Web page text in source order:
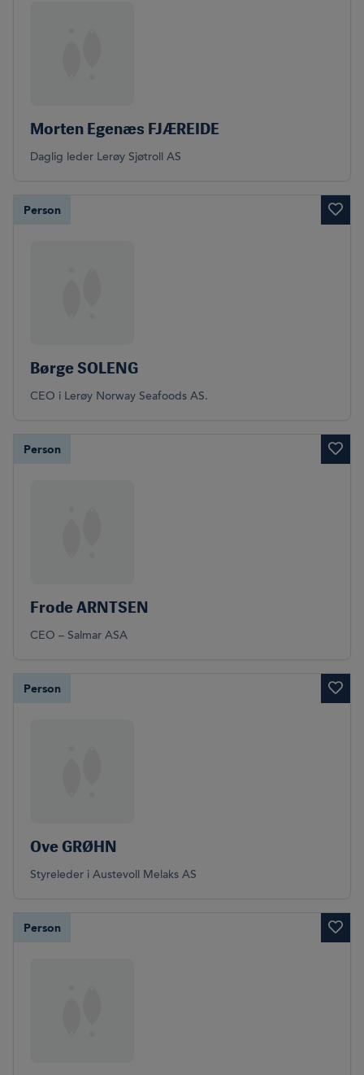
Morten Egenæs FJÆREIDE
Daglig leder Lerøy Sjøtroll AS
Person
Børge SOLENG
CEO i Lerøy Norway Seafoods AS.
Person
Frode ARNTSEN
CEO – Salmar ASA
Person
Ove GRØHN
Styreleder i Austevoll Melaks AS
Person